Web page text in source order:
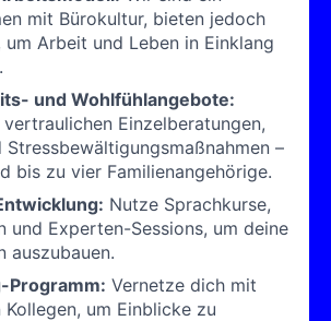
mit Bürokultur, bieten jedoch
Arbeit und Leben in Einklang
und Wohlfühlangebote:
Einzelberatungen,
Stressbewältigungsmaßnahmen –
bis zu vier Familienangehörige.
Nutze Sprachkurse,
und Experten-Sessions, um deine
auszubauen.
Programm: Vernetze dich mit
um Einblicke zu